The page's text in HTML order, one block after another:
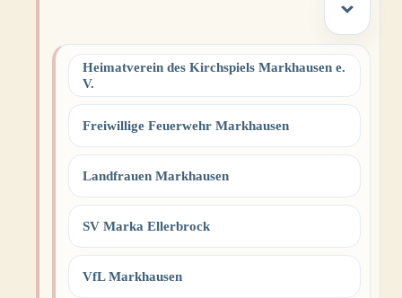
Heimatverein des Kirchspiels Markhausen e.
V.
Freiwillige Feuerwehr Markhausen
Landfrauen Markhausen
SV Marka Ellerbrock
VfL Markhausen